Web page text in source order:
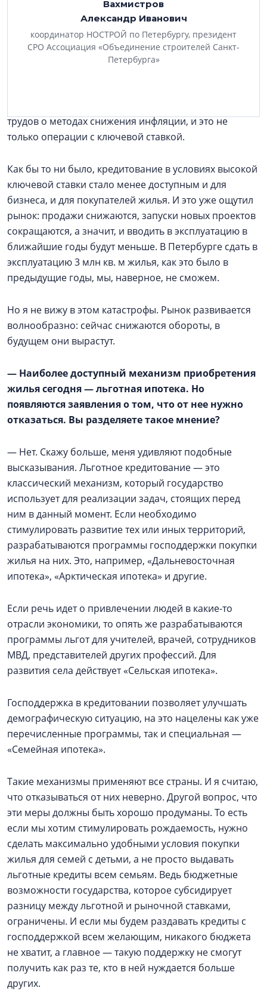
Вахмистров
Александр Иванович
координатор НОСТРОЙ по Петербургу, президент
СРО Ассоциация «Объединение строителей Санкт-
Петербурга»
сложная макроэкономическая и геополитическая
ситуация, все это влияет на экономику. Это с одной
стороны. С другой — мы видим, что Центробанк
старается бороться с инфляцией. Он для этого избрал
трудов о методах снижения инфляции, и это не
только операции с ключевой ставкой.
Как бы то ни было, кредитование в условиях высокой
ключевой ставки стало менее доступным и для
бизнеса, и для покупателей жилья. И это уже ощутил
рынок: продажи снижаются, запуски новых проектов
сокращаются, а значит, и вводить в эксплуатацию в
ближайшие годы будут меньше. В Петербурге сдать в
эксплуатацию 3 млн кв. м жилья, как это было в
предыдущие годы, мы, наверное, не сможем.
Но я не вижу в этом катастрофы. Рынок развивается
волнообразно: сейчас снижаются обороты, в
будущем они вырастут.
— Наиболее доступный механизм приобретения
жилья сегодня — льготная ипотека. Но
появляются заявления о том, что от нее нужно
отказаться. Вы разделяете такое мнение?
— Нет. Скажу больше, меня удивляют подобные
высказывания. Льготное кредитование — это
классический механизм, который государство
использует для реализации задач, стоящих перед
ним в данный момент. Если необходимо
стимулировать развитие тех или иных территорий,
разрабатываются программы господдержки покупки
жилья на них. Это, например, «Дальневосточная
ипотека», «Арктическая ипотека» и другие.
Если речь идет о привлечении людей в какие-то
отрасли экономики, то опять же разрабатываются
программы льгот для учителей, врачей, сотрудников
МВД, представителей других профессий. Для
развития села действует «Сельская ипотека».
Господдержка в кредитовании позволяет улучшать
демографическую ситуацию, на это нацелены как уже
перечисленные программы, так и специальная —
«Семейная ипотека».
Такие механизмы применяют все страны. И я считаю,
что отказываться от них неверно. Другой вопрос, что
эти меры должны быть хорошо продуманы. То есть
если мы хотим стимулировать рождаемость, нужно
сделать максимально удобными условия покупки
жилья для семей с детьми, а не просто выдавать
льготные кредиты всем семьям. Ведь бюджетные
возможности государства, которое субсидирует
разницу между льготной и рыночной ставками,
ограничены. И если мы будем раздавать кредиты с
господдержкой всем желающим, никакого бюджета
не хватит, а главное — такую поддержку не смогут
получить как раз те, кто в ней нуждается больше
других.